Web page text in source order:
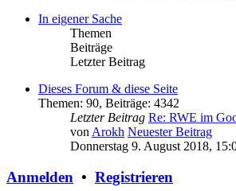
In eigener Sache
Themen
Beiträge
Letzter Beitrag
Dieses Forum & diese Seite
Themen: 90, Beiträge: 4342
Letzter Beitrag Re: RWE im
von Arokh Neuester Beitrag
Donnerstag 9. August 2018,
Anmelden • Registrieren